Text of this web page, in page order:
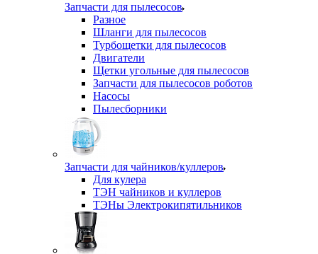
Запчасти для пылесосов
Разное
Шланги для пылесосов
Турбощетки для пылесосов
Двигатели
Щетки угольные для пылесосов
Запчасти для пылесосов роботов
Насосы
Пылесборники
Запчасти для чайников/куллеров
Для кулера
ТЭН чайников и куллеров
ТЭНы Электрокипятильников